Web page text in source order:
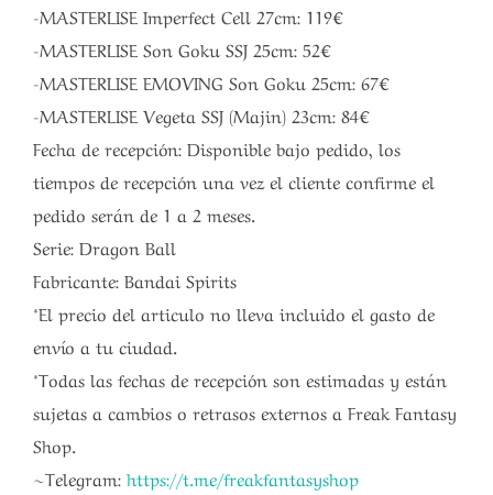
-MASTERLISE Imperfect Cell 27cm: 119€
-MASTERLISE Son Goku SSJ 25cm: 52€
-MASTERLISE EMOVING Son Goku 25cm: 67€
-MASTERLISE Vegeta SSJ (Majin) 23cm: 84€
Fecha de recepción: Disponible bajo pedido, los
tiempos de recepción una vez el cliente confirme el
pedido serán de 1 a 2 meses.
Serie: Dragon Ball
Fabricante: Bandai Spirits
*El precio del articulo no lleva incluido el gasto de
envío a tu ciudad.
*Todas las fechas de recepción son estimadas y están
sujetas a cambios o retrasos externos a Freak Fantasy
Shop.
~Telegram: https://t.me/freakfantasyshop